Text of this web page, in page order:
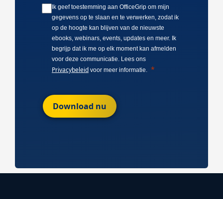
Ik geef toestemming aan OfficeGrip om mijn
gegevens op te slaan en te verwerken, zodat ik
op de hoogte kan blijven van de nieuwste
ebooks, webinars, events, updates en meer. Ik
begrijp dat ik me op elk moment kan afmelden
voor deze communicatie. Lees ons
Privacybeleid voor meer informatie.
Download nu